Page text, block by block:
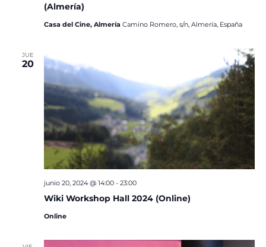
(Almería)
Casa del Cine, Almería Camino Romero, s/n, Almería, España
JUE
20
Wiki Workshop Hall 2024 (Online)
junio 20, 2024 @ 14:00- 23:00
Online